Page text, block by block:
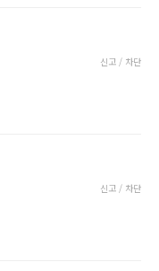
신고 / 차단
신고 / 차단